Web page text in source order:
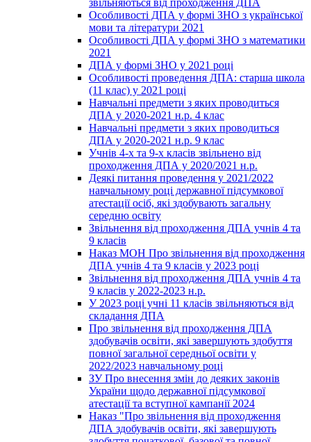
Особливості ДПА у формі ЗНО з української
мови та літератури 2021
Особливості ДПА у формі ЗНО з математики
2021
ДПА у формі ЗНО у 2021 році
Особливості проведення ДПА: старша школа
(11 клас) у 2021 році
Навчальні предмети з яких проводиться
ДПА у 2020-2021 н.р. 4 клас
Навчальні предмети з яких проводиться
ДПА у 2020-2021 н.р. 9 клас
Учнів 4-х та 9-х класів звільнено від
проходження ДПА у 2020/2021 н.р.
Деякі питання проведення у 2021/2022
навчальному році державної підсумкової
атестації осіб, які здобувають загальну
середню освіту
Звільнення від проходження ДПА учнів 4 та
9 класів
Наказ МОН Про звільнення від проходження
ДПА учнів 4 та 9 класів у 2023 році
Звільнення від проходження ДПА учнів 4 та
9 класів у 2022-2023 н.р.
У 2023 році учні 11 класів звільняються від
складання ДПА
Про звільнення від проходження ДПА
здобувачів освіти, які завершують здобуття
повної загальної середньої освіти у
2022/2023 навчальному році
ЗУ Про внесення змін до деяких законів
України щодо державної підсумкової
атестації та вступної кампанії 2024
Наказ "Про звільнення від проходження
ДПА здобувачів освіти, які завершують